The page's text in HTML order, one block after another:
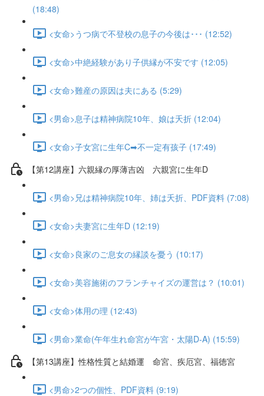
(18:48)
<女命>うつ病で不登校の息子の今後は･･･ (12:52)
<女命>中絶経験があり子供縁が不安です (12:05)
<女命>難産の原因は夫にある (5:29)
<男命>息子は精神病院10年、娘は夭折 (12:04)
<女命>子女宮に生年C➡不一定有孩子 (17:49)
【第12講座】六親縁の厚薄吉凶 六親宮に生年D
<男命>兄は精神病院10年、姉は夭折、PDF資料 (7:08)
<女命>夫妻宮に生年D (12:19)
<女命>良家のご息女の縁談を憂う (10:17)
<女命>美容施術のフランチャイズの運営は？ (10:01)
<女命>体用の理 (12:43)
<男命>業命(午年生れ命宮が午宮・太陽D-A) (15:59)
【第13講座】性格性質と結婚運 命宮、疾厄宮、福徳宮
<男命>2つの個性、PDF資料 (9:19)